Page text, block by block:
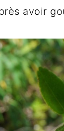
avoir